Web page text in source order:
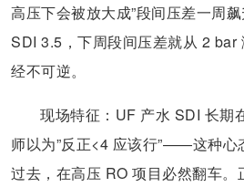
高压下会被放大成”段间压差一周
SDI 3.5，下周段间压差就从 2 bar
经不可逆。
现场特征：UF 产水 SDI 长期
师以为”反正<4 应该行”——这种心
过去，在高压 RO 项目必然翻车。